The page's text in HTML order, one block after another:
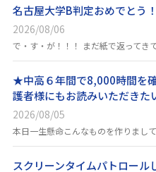
名古屋大学B判定おめでとう
2026/08/06
で・す・が！！！ まだ紙で返ってき
★中高６年間で8,000時間を
護者様にもお読みいただきた
2026/08/05
本日一生懸命こんなものを作りまし
スクリーンタイムパトロー